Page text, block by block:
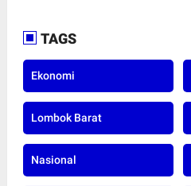
TAGS
Ekonomi
Lombok Barat
Nasional